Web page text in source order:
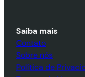
Saiba mais
Contato
Sobre nós
Política de